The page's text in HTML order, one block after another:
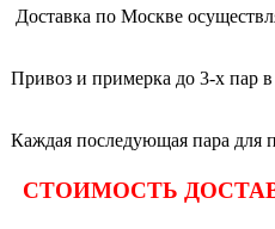
Доставка по Москве
Привоз и примерка до 3-х пар
Каждая последующая пара для
СТОИМОСТЬ